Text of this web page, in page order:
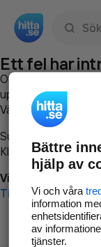
Ett fel har
Om du vill kan du
uppstod så att vi
Vänligen försök med
Surfa till
Klicka påTillbaka-
Vi beklagar
Till startsidan
Bättre
hjälp av
Vi och våra
information
av
tjänster.